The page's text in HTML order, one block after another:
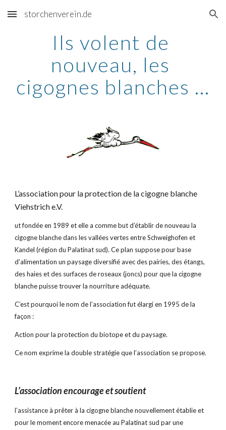
Skip to main content Skip to navigation
storchenverein.de
Ils volent de
nouveau, les
cigognes blanches ...
L’association pour la protection de la cigogne blanche
Viehstrich e.V.
ut fondée en 1989 et elle a comme but d’établir de nouveau la
cigogne blanche dans les vallées vertes entre Schweighofen et
Kandel (région du Palatinat sud). Ce plan suppose pour base
d’alimentation un paysage diversifié avec des pairies, des étangs,
des haies et des surfaces de roseaux (joncs) pour que la cigogne
blanche puisse trouver la nourriture adéquate.
C’est pourquoi le nom de l’association fut élargi en 1995 de la
façon :
Action pour la protection du biotope et du paysage.
Ce nom exprime la double stratégie que l’association se propose.
L’association encourage et soutient
l’assistance à prêter à la cigogne blanche nouvellement établie et
pour le moment encore menacée au Palatinat sud par une